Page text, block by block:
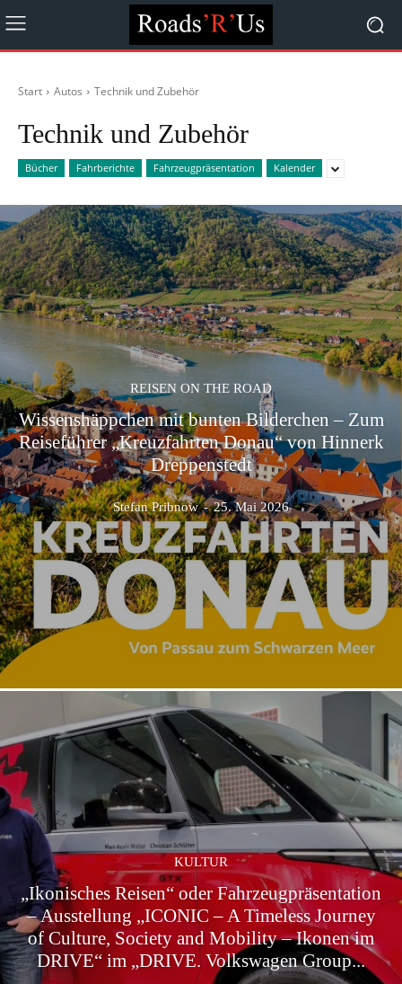
Start Autos Technik und Zubehör
Technik und Zubehör
Bücher Fahrberichte Fahrzeugpräsentation Kalender
REISEN ON THE ROAD
Wissenshäppchen mit bunten Bilderchen – Zum
Reiseführer „Kreuzfahrten Donau“ von Hinnerk
Dreppenstedt
Stefan Pribnow - 25. Mai 2026
KULTUR
„Ikonisches Reisen“ oder Fahrzeugpräsentation
– Ausstellung „ICONIC – A Timeless Journey
of Culture, Society and Mobility – Ikonen im
DRIVE“ im „DRIVE. Volkswagen Group...